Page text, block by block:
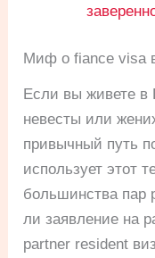
Миф о fiance visa
Если вы живете в
невесты или
привычный путь
использует этот
большинства пар
ли заявление на
partner resident